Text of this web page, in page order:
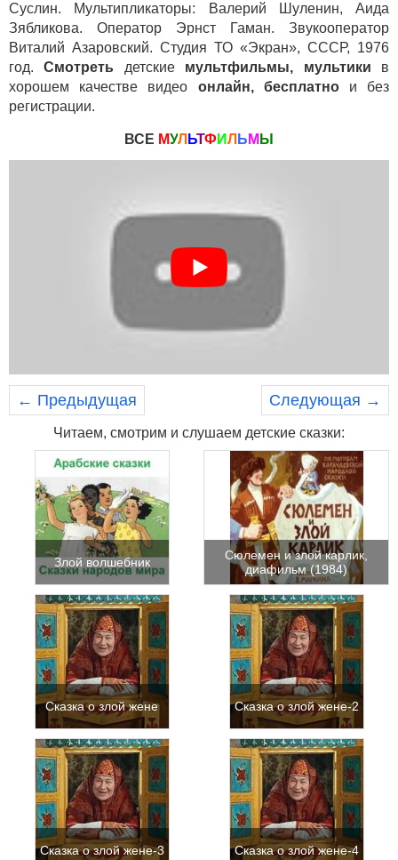
Суслин. Мультипликаторы: Валерий Шуленин, Аида
Зябликова. Оператор Эрнст Гаман. Звукооператор
Виталий Азаровский. Студия ТО «Экран», СССР, 1976
год.Смотреть детские мультфильмы, мультики в
хорошем качестве видео онлайн, бесплатнои без
регистрации.
ВСЕ МУЛ ЬТФ ИЛ Ь М Ы
← Предыдущая Следующая →
Читаем, смотрим и слушаем детские сказки:
Злой волшебник
Сюлемен и злой карлик,
диафильм (1984)
Сказка о злой жене Сказка о злой жене-2
Сказка о злой жене-3 Сказка о злой жене-4